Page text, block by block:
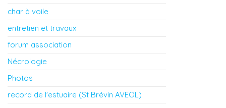
char à voile
entretien et travaux
forum association
Nécrologie
Photos
record de l'estuaire (St Brévin AVEOL)